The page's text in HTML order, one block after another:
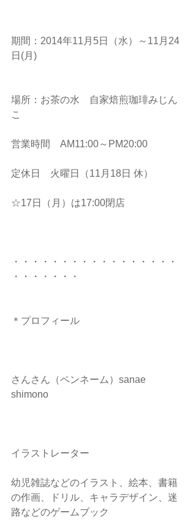
期間：2014年11月5日（水）～11月24
日(月)
場所：お茶の水　自家焙煎珈琲みじん
こ
営業時間　AM11:00～PM20:00
定休日　火曜日（11月18日 休）
☆17日（月）は17:00閉店
・・・・・・・・・・・・・・・・・
・・・・・・・
＊プロフィール
さんさん（ペンネーム）sanae
shimono
イラストレーター
幼児雑誌などのイラスト、絵本、書籍
の作画、ドリル、キャラデザイン、迷
路などのゲームブック